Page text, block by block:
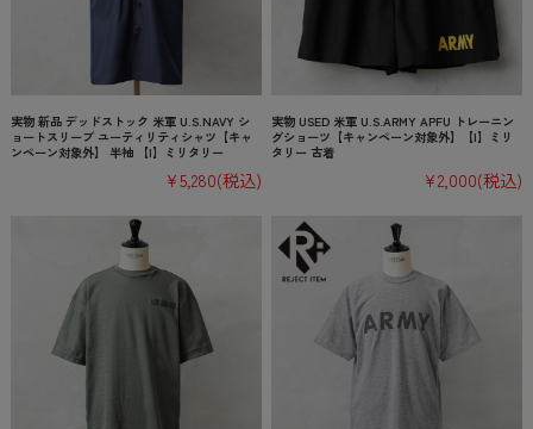
実物 新品 デッドストック 米軍 U.S.NAVY シ
ョートスリーブ ユーティリティシャツ【キャ
ンペーン対象外】 半袖 【I】ミリタリー
¥5,280(税込)
実物 USED 米軍 U.S.ARMY APFU トレーニン
グショーツ【キャンペーン対象外】【I】ミリ
タリー 古着
¥2,000(税込)